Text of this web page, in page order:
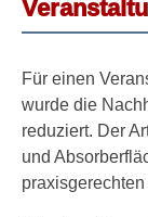
Für einen
wurde die
reduziert. Der
und